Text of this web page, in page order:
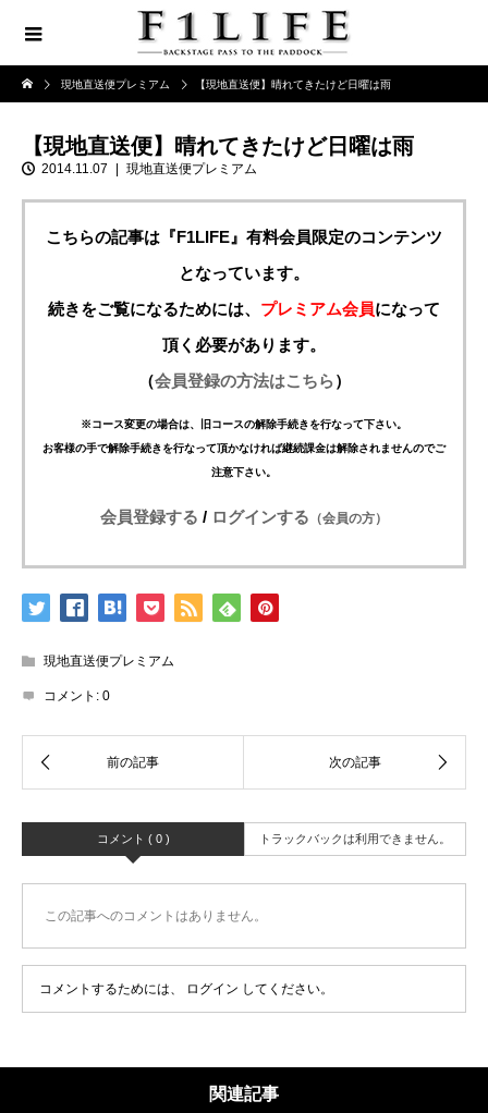
現地直送便プレミアム 【現地直送便】晴れてきたけど日曜は雨
【現地直送便】晴れてきたけど日曜は雨
2014.11.07 現地直送便プレミアム
こちらの記事は『F1LIFE』有料会員限定のコンテンツ
となっています。
続きをご覧になるためには、 プレミアム会員になって
頂く必要があります。
（会員登録の方法はこちら）
※コース変更の場合は、旧コースの解除手続きを行なって下さい。
お客様の手で解除手続きを行なって頂かなければ継続課金は解除されませんのでご
注意下さい。
会員登録する / ログインする （会員の方）
現地直送便プレミアム
コメント: 0
コメント ( 0 ) トラックバックは利用できません。
この記事へのコメントはありません。
コメントするためには、 ログイン してください。
関連記事